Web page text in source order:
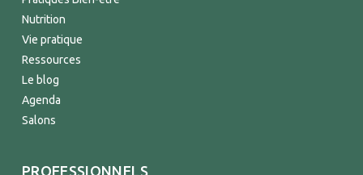
Nutrition
Vie pratique
Ressources
Le blog
Agenda
Salons
PROFESSIONNELS